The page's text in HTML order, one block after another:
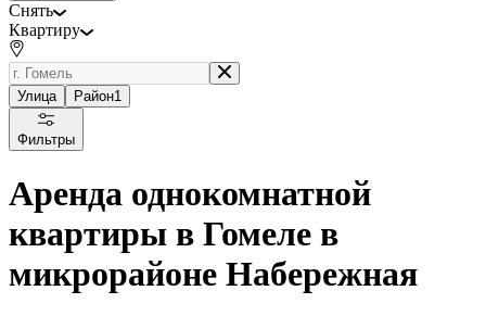
Снять
Квартиру
Улица Район1
Фильтры
Аренда однокомнатной
квартиры в Гомеле в
микрорайоне Набережная